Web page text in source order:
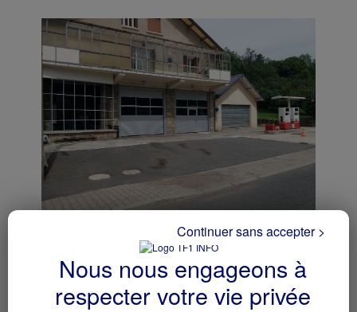
GARAGE AUTOMOBILE - M0312
Langogne - 48300
collectivite
Nous nous engageons à
respecter votre vie privée
Continuer sans accepter >